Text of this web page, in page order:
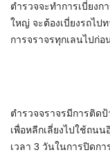
ตำรวจจะทำการเบี่ยง
ใหญ่ จะต้องเบี่ยงรถไป
การจราจรทุกเลนไปก่
ตำรวจจราจรมีการติด
เพื่อหลีกเลี่ยงไปใช้ถน
เวลา 3 วันในการปิดก